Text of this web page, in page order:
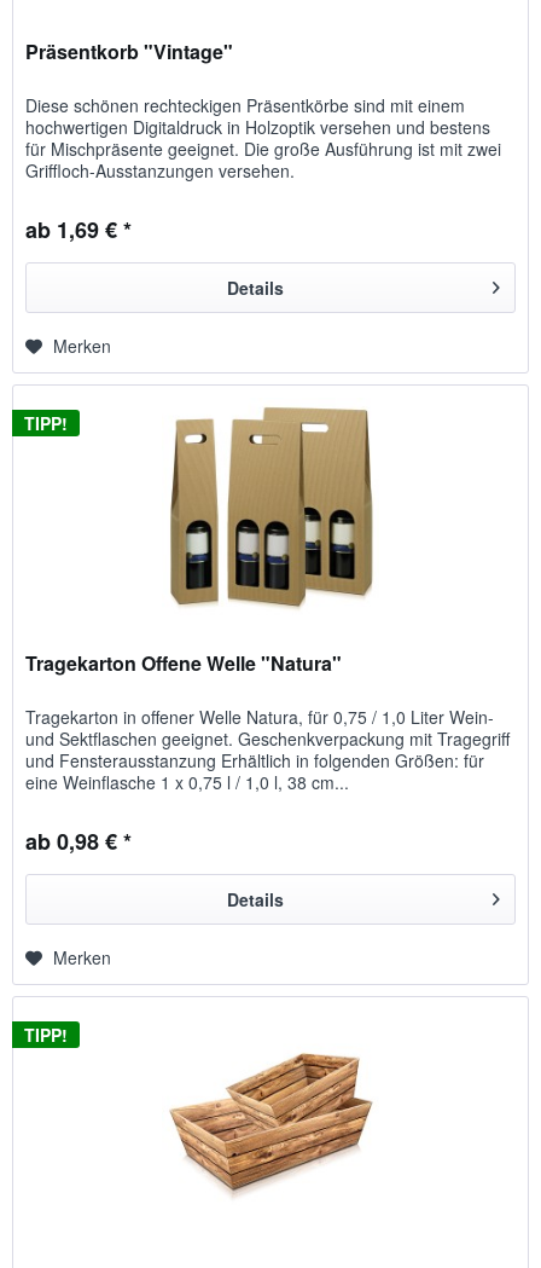
Präsentkorb "Vintage"
Diese schönen rechteckigen Präsentkörbe sind mit einem
hochwertigen Digitaldruck in Holzoptik versehen und bestens
für Mischpräsente geeignet. Die große Ausführung ist mit zwei
Griffloch-Ausstanzungen versehen.
ab 1,69 € *
Details
Merken
TIPP!
Tragekarton Offene Welle "Natura"
Tragekarton in offener Welle Natura, für 0,75 / 1,0 Liter Wein-
und Sektflaschen geeignet. Geschenkverpackung mit Tragegriff
und Fensterausstanzung Erhältlich in folgenden Größen: für
eine Weinflasche 1 x 0,75 l / 1,0 l, 38 cm...
ab 0,98 € *
Details
Merken
TIPP!